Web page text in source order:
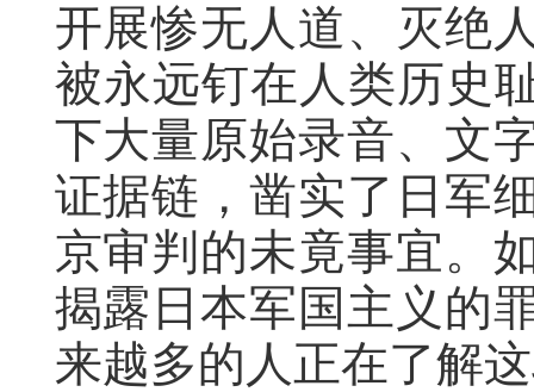
开展惨无人道、灭绝
被永远钉在人类历史
下大量原始录音、文
证据链，凿实了日军
京审判的未竟事宜。
揭露日本军国主义的
来越多的人正在了解